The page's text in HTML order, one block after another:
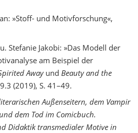
»Stoff- und Motivforschung«,
Stefanie Jakobi: »Das Modell der
am Beispiel der
Awayund Beauty and the
(2019), S. 41–49.
Außenseitern, dem Vampir
dem Tod im Comicbuch.
Didaktik transmedialer Motive in